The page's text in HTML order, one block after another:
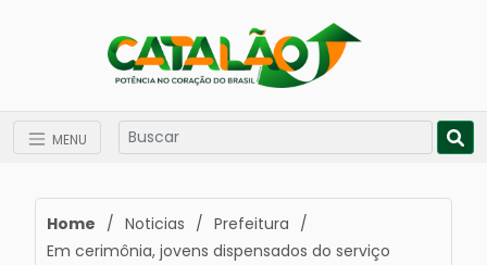
MENU
Home / Noticias / Prefeitura /
Em cerimônia, jovens dispensados do serviço